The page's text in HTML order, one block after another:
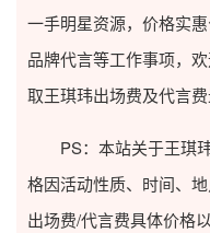
一手明星资源，价格实
品牌代言等工作事项，
取王琪玮出场费及代言费
PS：本站关于王琪玮
格因活动性质、时间、
出场费/代言费具体价格